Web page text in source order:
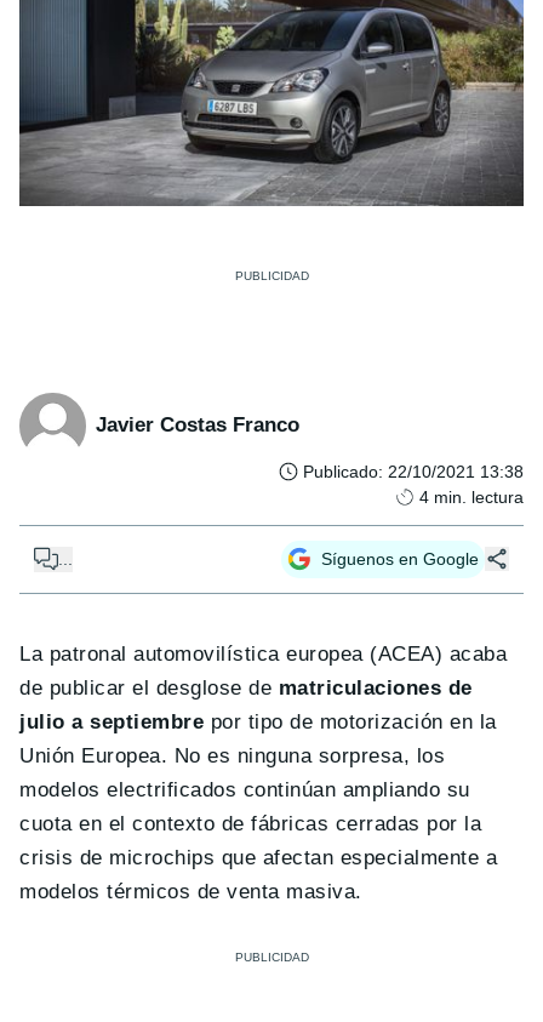
Javier Costas Franco
Publicado: 22/10/2021 13:38
4 min. lectura
Síguenos en Google
La patronal automovilística europea (ACEA) acaba
de publicar el desglose de matriculaciones de
julio a septiembre por tipo de motorización en la
Unión Europea. No es ninguna sorpresa, los
modelos electrificados continúan ampliando su
cuota en el contexto de fábricas cerradas por la
crisis de microchips que afectan especialmente a
modelos térmicos de venta masiva.